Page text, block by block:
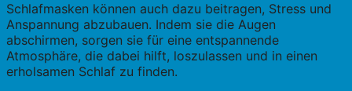
Schlafmasken können auch dazu beitragen, Stress und
Anspannung abzubauen. Indem sie die Augen
abschirmen, sorgen sie für eine entspannende
Atmosphäre, die dabei hilft, loszulassen und in einen
erholsamen Schlaf zu finden.